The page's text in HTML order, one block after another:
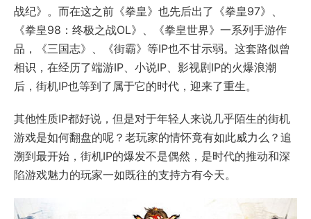
战纪》。而在这之前《拳皇》也先后出了《拳皇97》、
《拳皇98：终极之战OL》、《拳皇世界》一系列手游作
品，《三国志》、《街霸》等IP也不甘示弱。这套路似曾
相识，在经历了端游IP、小说IP、影视剧IP的火爆浪潮
后，街机IP也等到了属于它的时代，迎来了重生。
其他性质IP都好说，但是对于年轻人来说几乎陌生的街机
游戏是如何翻盘的呢？老玩家的情怀竟有如此威力么？追
溯到最开始，街机IP的爆发不是偶然，是时代的推动和深
陷游戏魅力的玩家一如既往的支持方有今天。